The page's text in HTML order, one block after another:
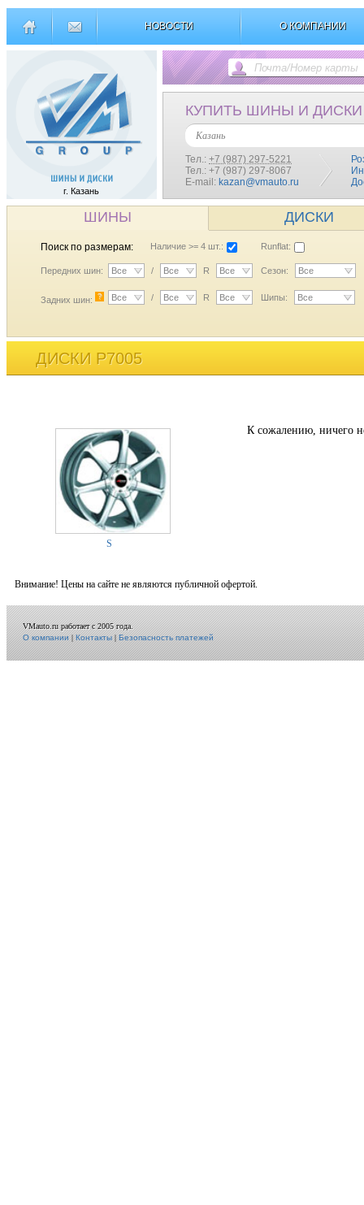
НОВОСТИ О КОМПАНИИ
г. Казань
КУПИТЬ ШИНЫ И ДИСКИ
Казань
Тел.: +7 (987) 297-5221
Тел.: +7 (987) 297-8067
E-mail: kazan@vmauto.ru
ШИНЫ ДИСКИ
Поиск по размерам: Наличие >= 4 шт.: Runflat:
Передних шин: Все / Все R Все Сезон: Все
Задних шин: ? Все / Все R Все Шипы: Все
ДИСКИ P7005
S
К сожалению, ничего
Внимание! Цены на сайте не являются публичной офертой.
VMauto.ru работает с 2005 года.
О компании|Контакты|Безопасность платежей